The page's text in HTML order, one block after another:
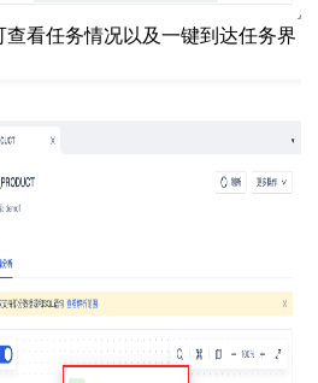
看任务情况以及一键到达任务界